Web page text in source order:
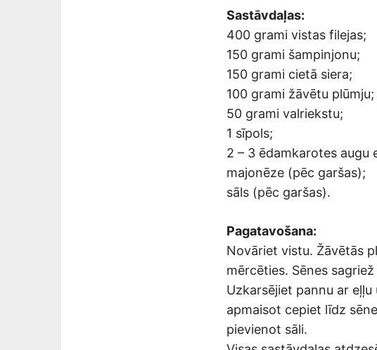
Sastāvdaļas:
400 grami vistas filejas;
150 grami šampinjonu;
150 grami cietā siera;
100 grami žāvētu plūmju;
50 grami valriekstu;
1 sīpols;
2 – 3 ēdamkarotes augu
majonēze (pēc garšas);
sāls (pēc garšas).
Pagatavošana:
Novāriet vistu. Žāvētās
mērcēties. Sēnes
Uzkarsējiet pannu ar
apmaisot cepiet līdz
pievienot sāli.